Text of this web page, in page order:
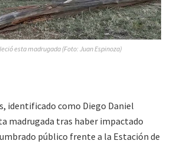
esta madrugada (Foto: Juan Espinoza)
identificado como Diego Daniel
madrugada tras haber impactado
público frente a la Estación de